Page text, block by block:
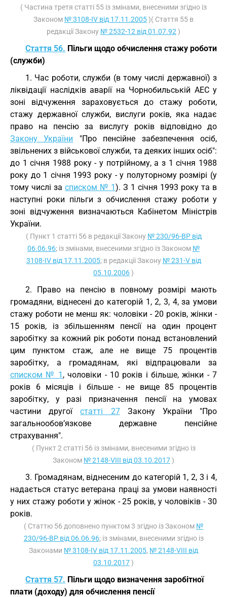
( Частина третя статті 55 із змінами, внесеними згідно із
Законом № 3108-IV від 17.11.2005)( Стаття 55 в
редакції Закону № 2532-12 від 01.07.92 )
Стаття 56. Пільги щодо обчислення стажу роботи
(служби)
1. Час роботи, служби (в тому числі державної) з
ліквідації наслідків аварії на Чорнобильській АЕС у
зоні відчуження зараховується до стажу роботи,
стажу державної служби, вислуги років, яка надає
право на пенсію за вислугу років відповідно до
Закону України "Про пенсійне забезпечення осіб,
звільнених з військової служби, та деяких інших осіб":
до 1 січня 1988 року - у потрійному, а з 1 січня 1988
року до 1 січня 1993 року - у полуторному розмірі (у
тому числі за списком № 1). З 1 січня 1993 року та в
наступні роки пільги з обчислення стажу роботи у
зоні відчуження визначаються Кабінетом Міністрів
України.
( Пункт 1 статті 56 в редакції Закону № 230/96-ВР від
06.06.96; із змінами, внесеними згідно із Законом №
3108-IV від 17.11.2005; в редакції Закону № 231-V від
05.10.2006)
2. Право на пенсію в повному розмірі мають
громадяни, віднесені до категорій 1, 2, 3, 4, за умови
стажу роботи не менш як: чоловіки - 20 років, жінки -
15 років, із збільшенням пенсії на один процент
заробітку за кожний рік роботи понад встановлений
цим пунктом стаж, але не вище 75 процентів
заробітку, а громадянам, які відпрацювали за
списком № 1 , чоловіки - 10 років і більше, жінки - 7
років 6 місяців і більше - не вище 85 процентів
заробітку, у разі призначення пенсії на умовах
частини другоїстатті 27Закону України "Про
загальнообов’язкове державне пенсійне
страхування".
( Пункт 2 статті 56 із змінами, внесеними згідно із
Законом № 2148-VIII від 03.10.2017)
3. Громадянам, віднесеним до категорій 1, 2, 3 і 4,
надається статус ветерана праці за умови наявності
у них стажу роботи у жінок - 25 років, у чоловіків - 30
років.
( Статтю 56 доповнено пунктом 3 згідно із Законом №
230/96-ВР від 06.06.96; із змінами, внесеними згідно із
Законами № 3108-IV від 17.11.2005, № 2148-VIII від
03.10.2017)
Стаття 57. Пільги щодо визначення заробітної
плати (доходу) для обчислення пенсії